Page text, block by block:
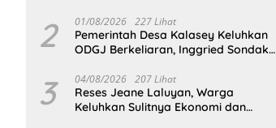
Desa
2 01/08/2026 227 Lihat
Pemerintah Desa Kalasey Keluhkan
ODGJ Berkeliaran, Inggried Sondakh
3 04/08/2026 207 Lihat
Reses Jeane Laluyan, Warga
Keluhkan Sulitnya Ekonomi dan